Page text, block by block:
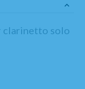
clarinetto solo